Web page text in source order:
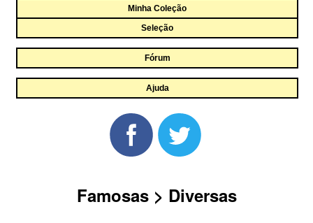
Minha Coleção
Seleção
Fórum
Ajuda
Famosas > Diversas